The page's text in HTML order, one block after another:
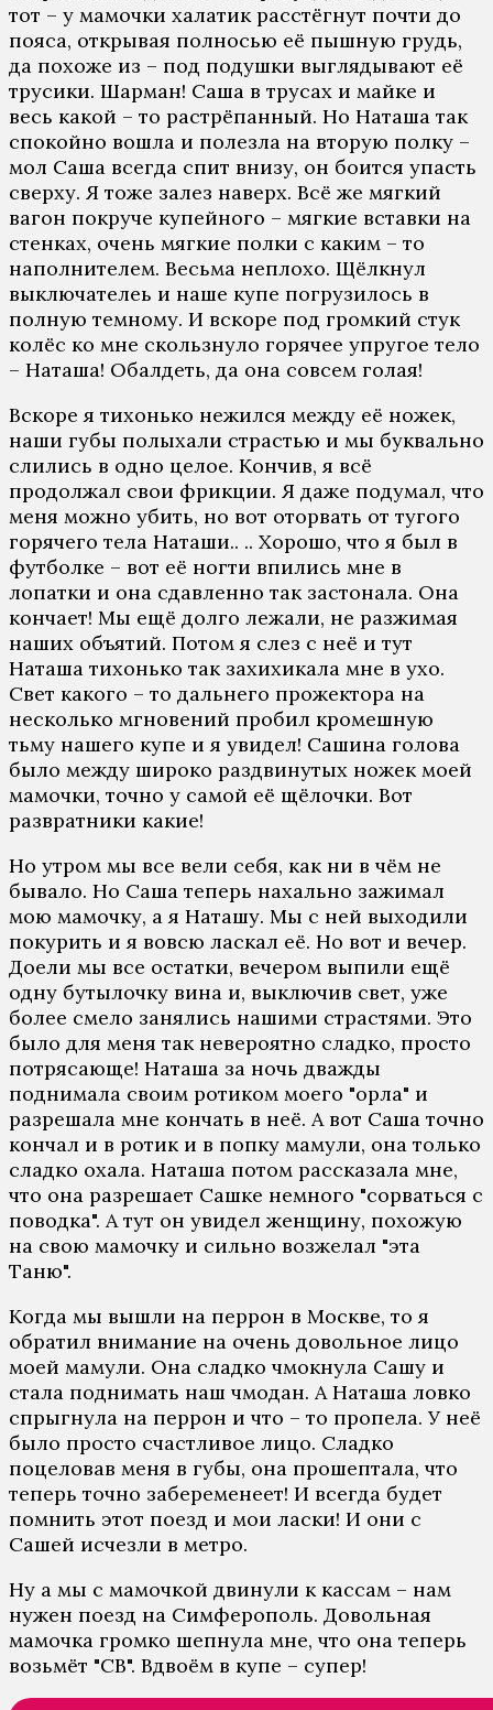
тот – у мамочки халатик расстёгнут почти до
пояса, открывая полносью её пышную грудь,
да похоже из – под подушки выглядывают её
трусики. Шарман! Саша в трусах и майке и
весь какой – то растрёпанный. Но Наташа так
спокойно вошла и полезла на вторую полку –
мол Саша всегда спит внизу, он боится упасть
сверху. Я тоже залез наверх. Всё же мягкий
вагон покруче купейного – мягкие вставки на
стенках, очень мягкие полки с каким – то
наполнителем. Весьма неплохо. Щёлкнул
выключателеь и наше купе погрузилось в
полную темному. И вскоре под громкий стук
колёс ко мне скользнуло горячее упругое тело
– Наташа! Обалдеть, да она совсем голая!
Вскоре я тихонько нежился между её ножек,
наши губы полыхали страстью и мы буквально
слились в одно целое. Кончив, я всё
продолжал свои фрикции. Я даже подумал, что
меня можно убить, но вот оторвать от тугого
горячего тела Наташи.. .. Хорошо, что я был в
футболке – вот её ногти впились мне в
лопатки и она сдавленно так застонала. Она
кончает! Мы ещё долго лежали, не разжимая
наших объятий. Потом я слез с неё и тут
Наташа тихонько так захихикала мне в ухо.
Свет какого – то дальнего прожектора на
несколько мгновений пробил кромешную
тьму нашего купе и я увидел! Сашина голова
было между широко раздвинутых ножек моей
мамочки, точно у самой её щёлочки. Вот
развратники какие!
Но утром мы все вели себя, как ни в чём не
бывало. Но Саша теперь нахально зажимал
мою мамочку, а я Наташу. Мы с ней выходили
покурить и я вовсю ласкал её. Но вот и вечер.
Доели мы все остатки, вечером выпили ещё
одну бутылочку вина и, выключив свет, уже
более смело занялись нашими страстями. Это
было для меня так невероятно сладко, просто
потрясающе! Наташа за ночь дважды
поднимала своим ротиком моего "орла" и
разрешала мне кончать в неё. А вот Саша точно
кончал и в ротик и в попку мамули, она только
сладко охала. Наташа потом рассказала мне,
что она разрешает Сашке немного "сорваться с
поводка". А тут он увидел женщину, похожую
на свою мамочку и сильно возжелал "эта
Таню".
Когда мы вышли на перрон в Москве, то я
обратил внимание на очень довольное лицо
моей мамули. Она сладко чмокнула Сашу и
стала поднимать наш чмодан. А Наташа ловко
спрыгнула на перрон и что – то пропела. У неё
было просто счастливое лицо. Сладко
поцеловав меня в губы, она прошептала, что
теперь точно забеременеет! И всегда будет
помнить этот поезд и мои ласки! И они с
Сашей исчезли в метро.
Ну а мы с мамочкой двинули к кассам – нам
нужен поезд на Симферополь. Довольная
мамочка громко шепнула мне, что она теперь
возьмёт "СВ". Вдвоём в купе – супeр!